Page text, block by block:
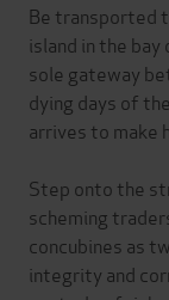
Be transported
island in the
sole gateway
dying days of
arrives to make
Step onto the
scheming
concubines as
integrity and